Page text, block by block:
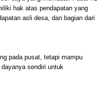
hak atas pendapatan yang
asli desa, dan bagian dari
pada pusat, tetapi mampu
sendiri untuk